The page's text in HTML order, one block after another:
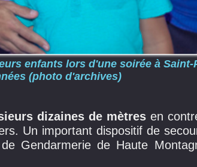
enfants lors d'une soirée à
(photo d'archives)
dizaines de mètresen
Un important dispositif de
Gendarmerie de Haute